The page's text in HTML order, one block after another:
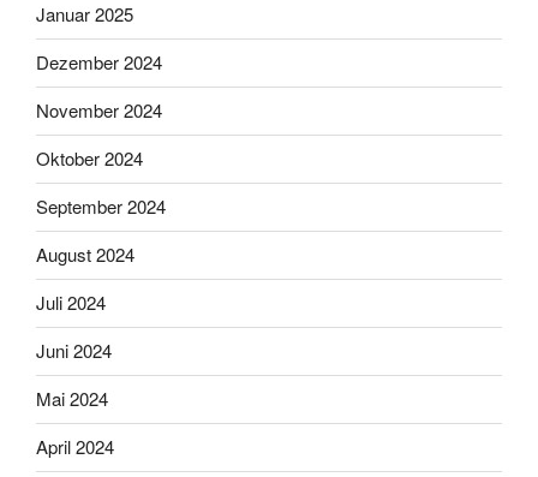
Januar 2025
Dezember 2024
November 2024
Oktober 2024
September 2024
August 2024
Juli 2024
Juni 2024
Mai 2024
April 2024